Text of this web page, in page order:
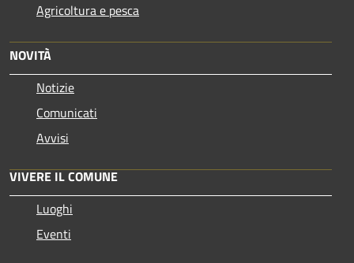
Agricoltura e pesca
NOVITÀ
Notizie
Comunicati
Avvisi
VIVERE IL COMUNE
Luoghi
Eventi